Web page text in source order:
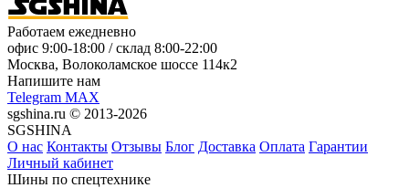
Работаем ежедневно
офис 9:00-18:00 / склад 8:00-22:00
Москва, Волоколамское шоссе 114к2
Напишите нам
Telegram MAX
sgshina.ru © 2013-2026
SGSHINA
О нас Контакты Отзывы Блог Доставка Оплата Гарантии
Личный кабинет
Шины по спецтехнике